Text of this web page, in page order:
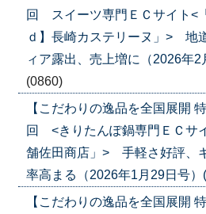
回 スイーツ専門ＥＣサイト<
ｄ】長崎カステリーヌ」> 地
ィア露出、売上増に（2026年
(0860)
【こだわりの逸品を全国展開
回 <きりたんぽ鍋専門ＥＣサ
舗佐田商店」> 手軽さ好評、
率高まる（2026年1月29日号）
【こだわりの逸品を全国展開